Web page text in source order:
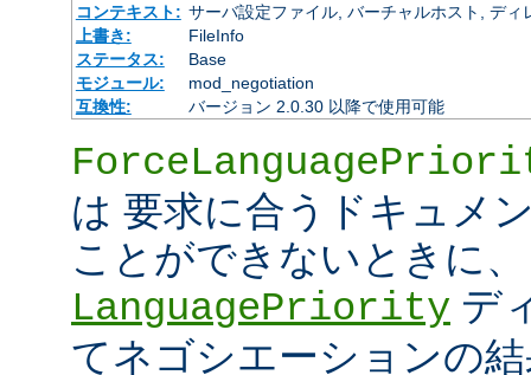
コンテキスト: サーバ設定ファイル, バーチャルホスト, ディ
上書き:
FileInfo
ステータス:
Base
モジュール:
mod_negotiation
互換性:
バージョン 2.0.30 以降で使用可能
は 要求に合うドキュメ
ことができないときに、
LanguagePriority デ
てネゴシエーションの